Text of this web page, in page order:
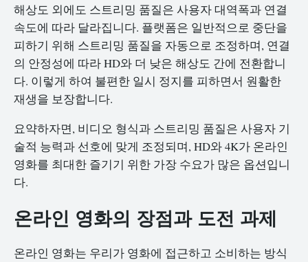
해상도 외에도 스트리밍 품질은 사용자 대역폭과 연결
속도에 따라 달라집니다. 플랫폼은 일반적으로 중단을
피하기 위해 스트리밍 품질을 자동으로 조정하며, 연결
의 안정성에 따라 HD와 더 낮은 해상도 간에 전환합니
다. 이렇게 하여 불편한 일시 정지를 피하면서 원활한
재생을 보장합니다.
요약하자면, 비디오 형식과 스트리밍 품질은 사용자 기
술적 능력과 선호에 맞게 조정되며, HD와 4K가 온라인
영화를 최대한 즐기기 위한 가장 수요가 많은 옵션입니
다.
온라인 영화의 장점과 도전 과제
온라인 영화는 우리가 영화에 접근하고 소비하는 방식